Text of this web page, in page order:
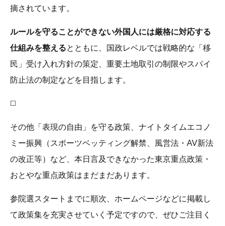
摘されています。
ルールを守ることができない外国人には厳格に対応する
仕組みを整えるとともに、国政レベルでは戦略的な「移
民」受け入れ方針の策定、重要土地取引の制限やスパイ
防止法の制定などを目指します。
◻️
その他「表現の自由」を守る政策、ナイトタイムエコノ
ミー振興（スポーツベッティング解禁、風営法・AV新法
の改正等）など、本日言及できなかった東京重点政策・
おとやな重点政策はまだまだあります。
参院選スタートまでに順次、ホームページなどに掲載し
て政策集を充実させていく予定ですので、ぜひご注目く